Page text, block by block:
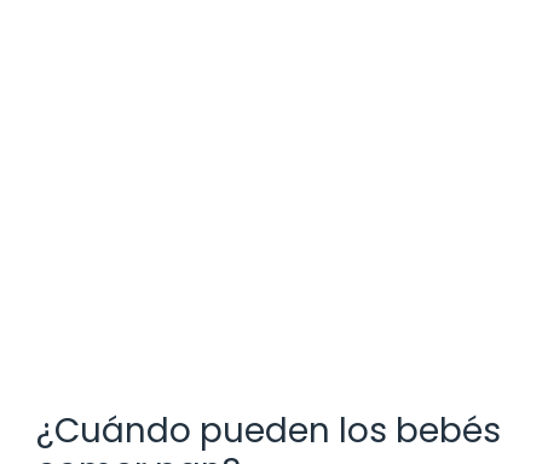
¿Cuándo pueden los bebés